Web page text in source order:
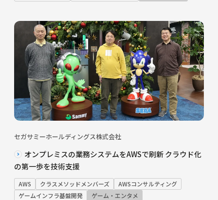
セガサミーホールディングス株式会社
オンプレミスの業務システムをAWSで刷新 クラウド化
の第一歩を技術支援
AWS クラスメソッドメンバーズ
AWSコンサルティング
ゲームインフラ基盤開発
ゲーム・エンタメ